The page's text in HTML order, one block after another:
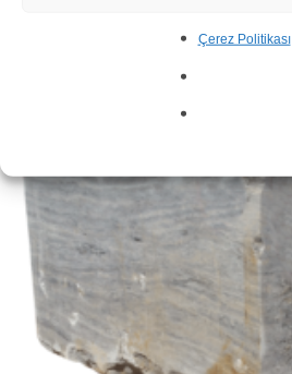
Çerez Politikası
Silver Travertine Vein Cut 1010